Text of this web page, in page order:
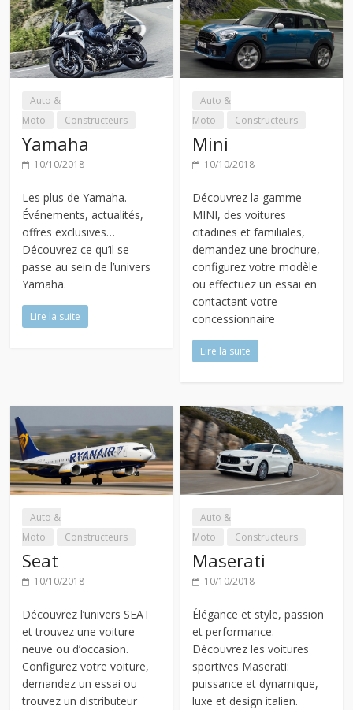
Auto &
Moto
Constructeurs
Yamaha
10/10/2018
Les plus de Yamaha.
Événements, actualités,
offres exclusives…
Découvrez ce qu’il se
passe au sein de l’univers
Yamaha.
Lire la suite
Auto &
Moto
Constructeurs
Mini
10/10/2018
Découvrez la gamme
MINI, des voitures
citadines et familiales,
demandez une brochure,
configurez votre modèle
ou effectuez un essai en
contactant votre
concessionnaire
Lire la suite
Auto &
Moto
Constructeurs
Seat
10/10/2018
Découvrez l’univers SEAT
et trouvez une voiture
neuve ou d’occasion.
Configurez votre voiture,
demandez un essai ou
trouvez un distributeur
Auto &
Moto
Constructeurs
Maserati
10/10/2018
Élégance et style, passion
et performance.
Découvrez les voitures
sportives Maserati:
puissance et dynamique,
luxe et design italien.